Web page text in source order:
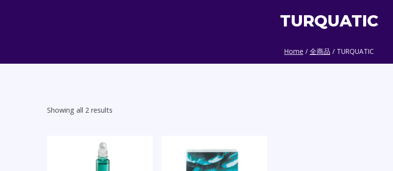
TURQUATIC
Home / 全商品 / TURQUATIC
Showing all 2 results